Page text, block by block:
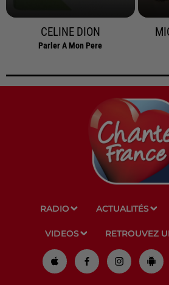
CELINE DION
Parler A Mon Pere
RADIO ACTUALITÉS
VIDEOS RETROUVEZ